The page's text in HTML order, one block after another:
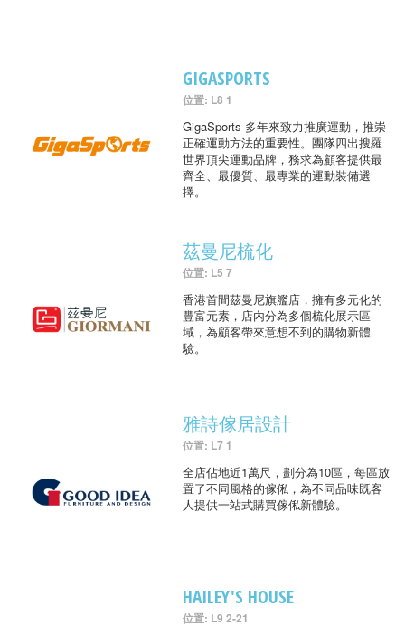
GIGASPORTS
位置: L8 1
GigaSports 多年來致力推廣運動，推崇
正確運動方法的重要性。團隊四出搜羅
世界頂尖運動品牌，務求為顧客提供最
齊全、最優質、最專業的運動裝備選
擇。
茲曼尼梳化
位置: L5 7
香港首間茲曼尼旗艦店，擁有多元化的
豐富元素，店內分為多個梳化展示區
域，為顧客帶來意想不到的購物新體
驗。
雅詩傢居設計
位置: L7 1
全店佔地近1萬尺，劃分為10區，每區放
置了不同風格的傢俬，為不同品味既客
人提供一站式購買傢俬新體驗。
HAILEY'S HOUSE
位置: L9 2-21